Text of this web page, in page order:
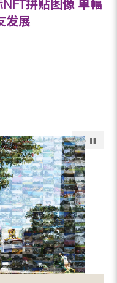
拼贴图像 单幅
发展